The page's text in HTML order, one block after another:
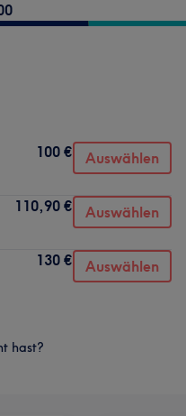
100 € Auswählen
110,90 € Auswählen
130 € Auswählen
hast?